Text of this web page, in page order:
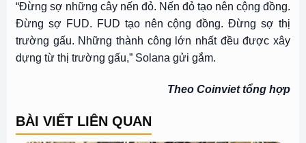
“Đừng sợ những cây nến đỏ. Nến đỏ tạo nên cộng đồng.
Đừng sợ FUD. FUD tạo nên cộng đồng. Đừng sợ thị
trường gấu. Những thành công lớn nhất đều được xây
dựng từ thị trường gấu,” Solana gửi gắm.
Theo Coinviet tổng hợp
BÀI VIẾT LIÊN QUAN